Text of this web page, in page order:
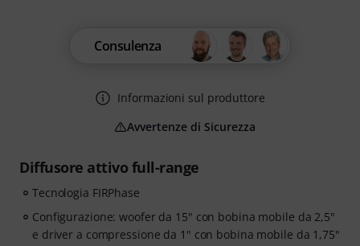
Diffusore attivo full-range
Tecnologia FIRPhase
Configurazione: woofer da 15" con bobina mobile da 2,5"
e driver a compressione da 1" con bobina mobile da 1,75"
Consulenza
Informazioni sul produttore
Avvertenze di Sicurezza